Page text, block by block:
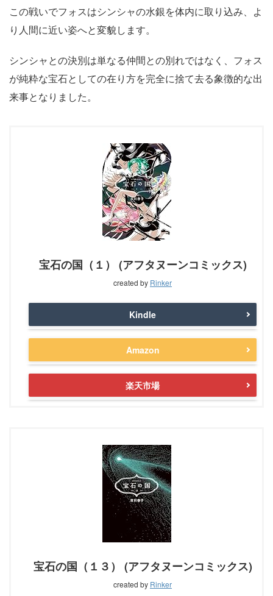
この戦いでフォスはシンシャの水銀を体内に取り込み、よ
り人間に近い姿へと変貌します。
シンシャとの決別は単なる仲間との別れではなく、フォス
が純粋な宝石としての在り方を完全に捨て去る象徴的な出
来事となりました。
宝石の国（１） (アフタヌーンコミックス)
created by Rinker
Kindle
Amazon
楽天市場
宝石の国（１３） (アフタヌーンコミックス)
created by Rinker